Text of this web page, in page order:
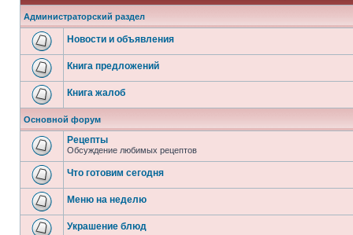
Администраторский раздел
Новости и объявления
Книга предложений
Книга жалоб
Основной форум
Рецепты
Обсуждение любимых рецептов
Что готовим сегодня
Меню на неделю
Украшение блюд